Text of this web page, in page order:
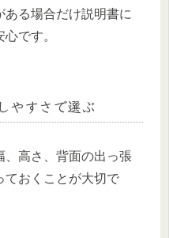
る場合だけ説明書に
です。
やすさで選ぶ
、高さ、背面の出っ張
ておくことが大切で